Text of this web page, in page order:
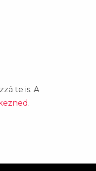
te is. A
.